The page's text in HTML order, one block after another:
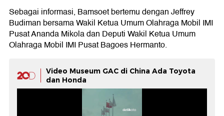
Sebagai informasi, Bamsoet bertemu dengan Jeffrey
Budiman bersama Wakil Ketua Umum Olahraga Mobil IMI
Pusat Ananda Mikola dan Deputi Wakil Ketua Umum
Olahraga Mobil IMI Pusat Bagoes Hermanto.
Video Museum GAC di China Ada Toyota
dan Honda